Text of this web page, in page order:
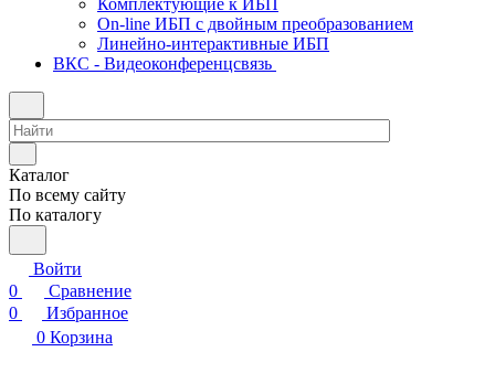
Комплектующие к ИБП
On-line ИБП с двойным преобразованием
Линейно-интерактивные ИБП
ВКС - Видеоконференцсвязь
Каталог
По всему сайту
По каталогу
Войти
0
Сравнение
0
Избранное
0 Корзина